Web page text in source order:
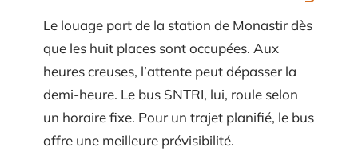
Le louage part de la station de Monastir dès
que les huit places sont occupées. Aux
heures creuses, l’attente peut dépasser la
demi-heure. Le bus SNTRI, lui, roule selon
un horaire fixe. Pour un trajet planifié, le bus
offre une meilleure prévisibilité.